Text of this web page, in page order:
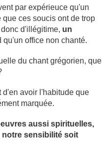
par expérieuce qu'un
ces soucis ont de trop
d'illégitime, un
qu'un office non chanté.
du chant grégorien, que
avoir l'habitude que
marquée.
aussi spirituelles,
sensibilité soit